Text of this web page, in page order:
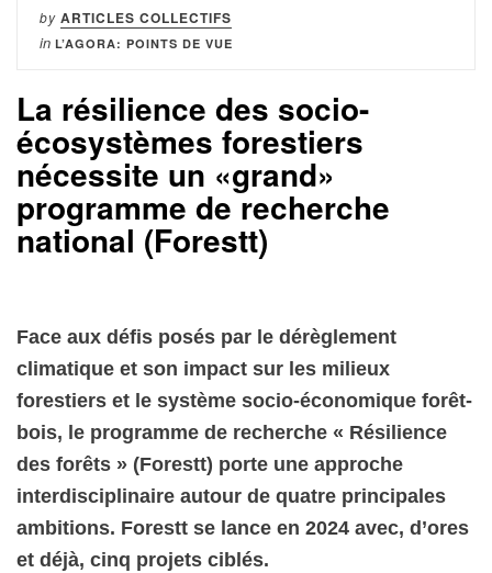
by ARTICLES COLLECTIFS
in L’AGORA: POINTS DE VUE
La résilience des socio-
écosystèmes forestiers
nécessite un «grand»
programme de recherche
national (Forestt)
Face aux défis posés par le dérèglement
climatique et son impact sur les milieux
forestiers et le système socio-économique forêt-
bois, le programme de recherche « Résilience
des forêts » (Forestt) porte une approche
interdisciplinaire autour de quatre principales
ambitions. Forestt se lance en 2024 avec, d’ores
et déjà, cinq projets ciblés.